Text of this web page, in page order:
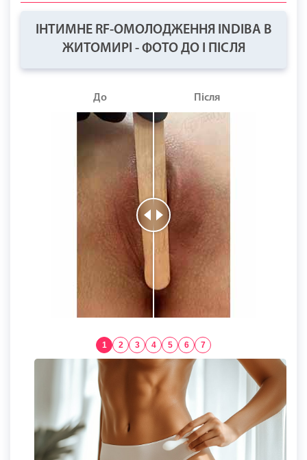
ІНТИМНЕ RF-ОМОЛОДЖЕННЯ INDIBA В
ЖИТОМИРІ - ФОТО ДО І ПІСЛЯ
До Після
1 2 3 4 5 6 7